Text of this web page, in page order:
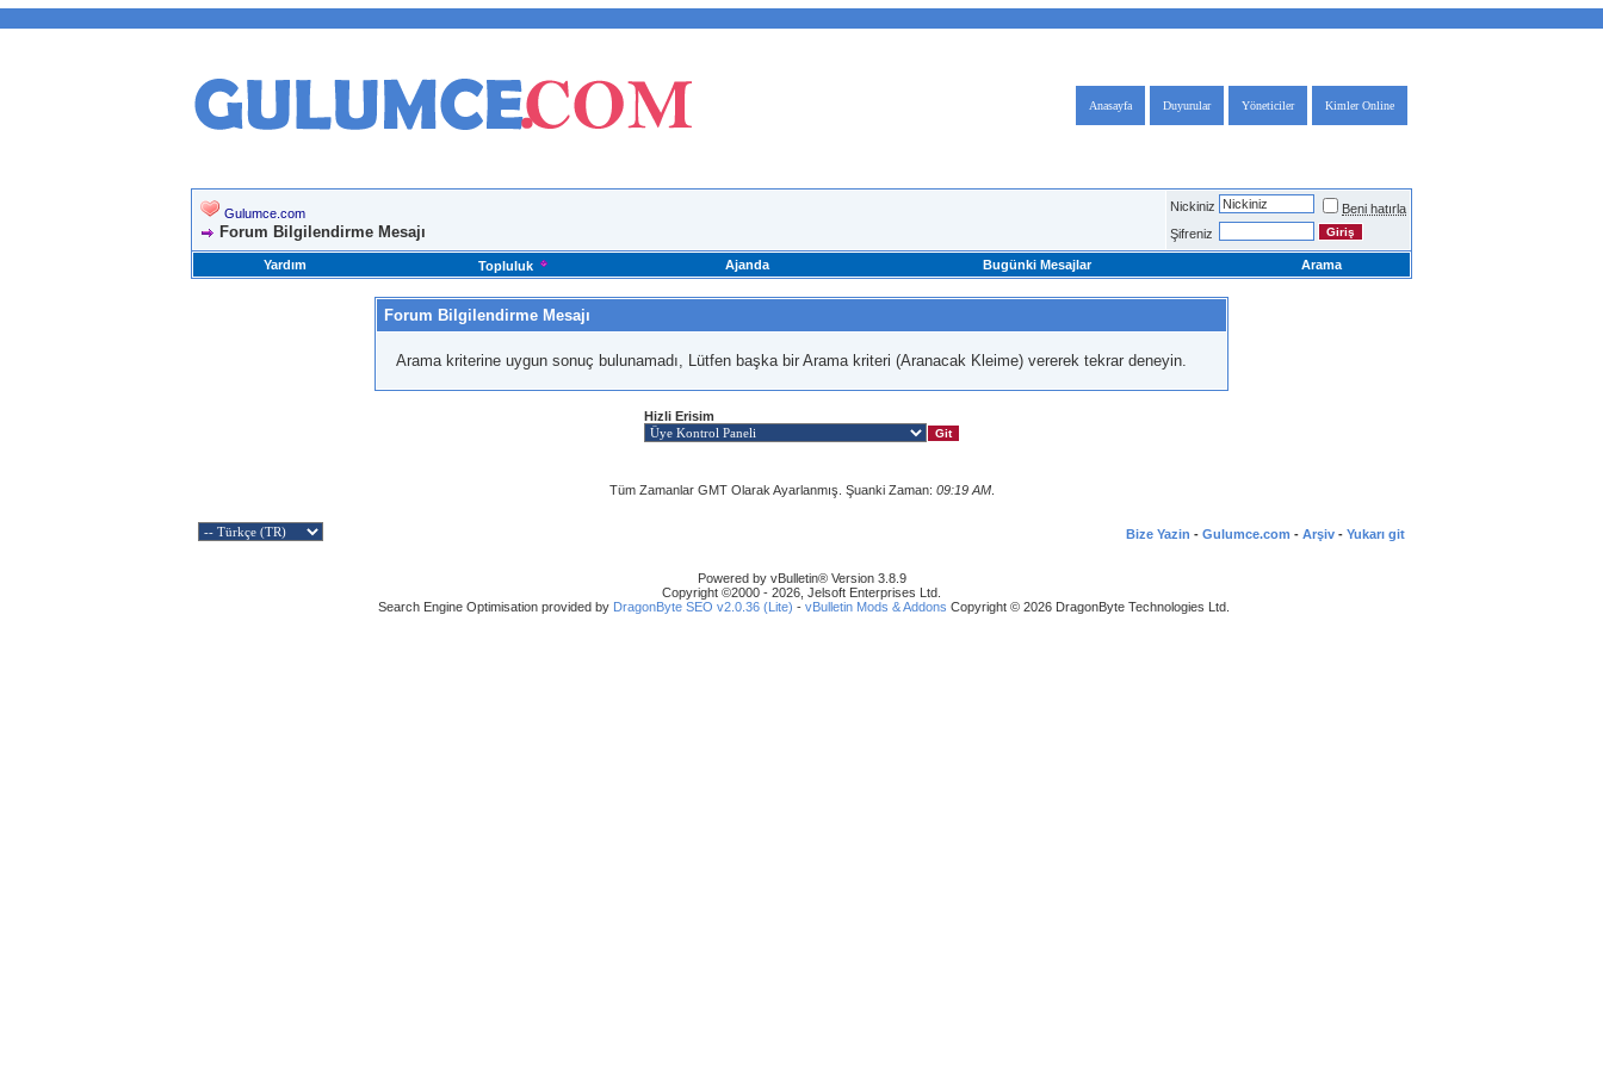
Kimler Online
Yöneticiler
Duyurular
Anasayfa
Gulumce.com
Forum Bilgilendirme Mesajı
Nickiniz
Beni hatırla
Şifreniz
Yardım Topluluk Ajanda Bugünki Mesajlar Arama
Forum Bilgilendirme Mesajı
Arama kriterine uygun sonuç bulunamadı, Lütfen başka bir Arama kriteri (Aranacak Kleime) vererek tekrar deneyin.
Hizli Erisim
Tüm Zamanlar GMT Olarak Ayarlanmış. Şuanki Zaman: 09:19 AM.
Bize Yazin - Gulumce.com - Arşiv - Yukarı git
Powered by vBulletin® Version 3.8.9
Copyright ©2000 - 2026, Jelsoft Enterprises Ltd.
Search Engine Optimisation provided by DragonByte SEO v2.0.36 (Lite) - vBulletin Mods & Addons Copyright © 2026 DragonByte Technologies Ltd.